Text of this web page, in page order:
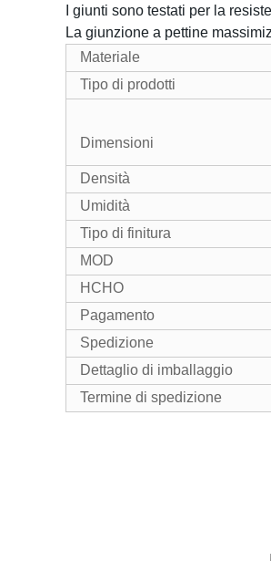
I giunti sono testati per la
La giunzione a pettine
Materiale
Tipo di prodotti
Dimensioni
Densità
Umidità
Tipo di finitura
MOD
HCHO
Pagamento
Spedizione
Dettaglio di imballaggio
Termine di spedizione